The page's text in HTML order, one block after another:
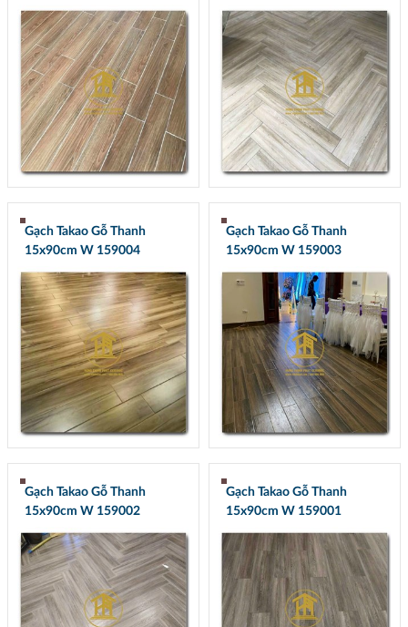
Gạch Takao Gỗ Thanh
15x90cm W 159004
Gạch Takao Gỗ Thanh
15x90cm W 159003
Gạch Takao Gỗ Thanh
15x90cm W 159002
Gạch Takao Gỗ Thanh
15x90cm W 159001